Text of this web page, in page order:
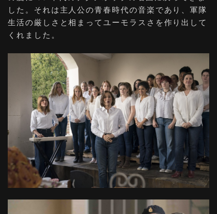
した。それは主人公の青春時代の音楽であり、軍隊
生活の厳しさと相まってユーモラスさを作り出して
くれました。